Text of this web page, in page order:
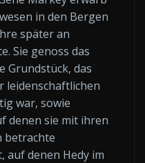
in den Bergen
später an
Sie genoss das
Grundstück, das
leidenschaftlichen
war, sowie
denen sie mit ihren
betrachte
auf denen Hedy im